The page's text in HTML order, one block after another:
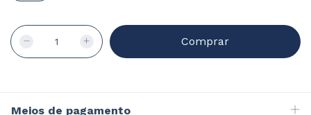
Meios de pagamento